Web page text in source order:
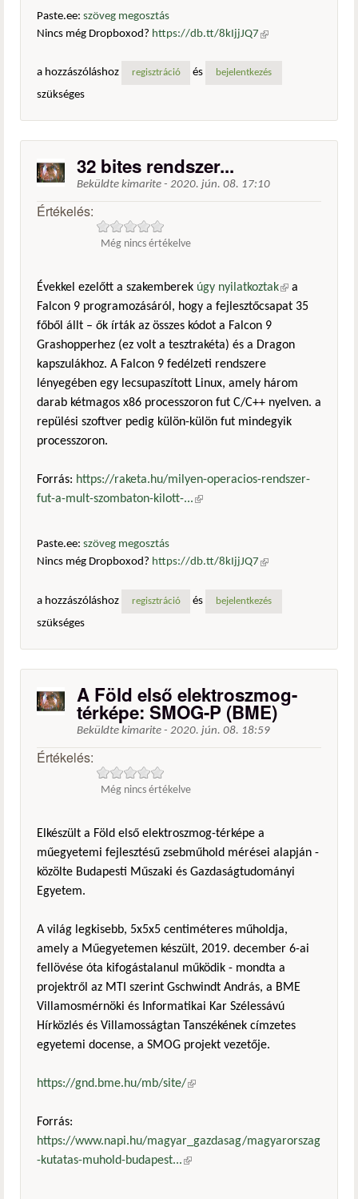
Paste.ee: szöveg megosztás
Nincs még Dropboxod? https://db.tt/8kIjjJQ7 (külső
a hozzászóláshoz
regisztráció és bejelentkezés
szükséges
32 bites rendszer...
Beküldte kimarite - 2020. jún. 08. 17:10
Értékelés:
Még nincs értékelve
Évekkel ezelőtt a szakemberek úgy nyilatkoztak(külső
hivatkozás)
a
Falcon 9 programozásáról, hogy a fejlesztőcsapat 35
főből állt – ők írták az összes kódot a Falcon 9
Grashopperhez (ez volt a tesztrakéta) és a Dragon
kapszulákhoz. A Falcon 9 fedélzeti rendszere
lényegében egy lecsupaszított Linux, amely három
darab kétmagos x86 processzoron fut C/C++ nyelven. a
repülési szoftver pedig külön-külön fut mindegyik
processzoron.
Forrás: https://raketa.hu/milyen-operacios-rendszer-
fut-a-mult-szombaton-kilott-...(külső hivatkozás)
Paste.ee: szöveg megosztás
Nincs még Dropboxod? https://db.tt/8kIjjJQ7 (külső
a hozzászóláshoz
regisztráció és bejelentkezés
szükséges
A Föld első elektroszmog-
térképe: SMOG-P (BME)
Beküldte kimarite - 2020. jún. 08. 18:59
Értékelés:
Még nincs értékelve
Elkészült a Föld első elektroszmog-térképe a
műegyetemi fejlesztésű zsebműhold mérései alapján -
közölte Budapesti Műszaki és Gazdaságtudományi
Egyetem.
A világ legkisebb, 5x5x5 centiméteres műholdja,
amely a Műegyetemen készült, 2019. december 6-ai
fellövése óta kifogástalanul működik - mondta a
projektről az MTI szerint Gschwindt András, a BME
Villamosmérnöki és Informatikai Kar Szélessávú
Hírközlés és Villamosságtan Tanszékének címzetes
egyetemi docense, a SMOG projekt vezetője.
https://gnd.bme.hu/mb/site/(külső hivatkozás)
Forrás:
https://www.napi.hu/magyar_gazdasag/magyarorszag
-kutatas-muhold-budapest...(külső hivatkozás)